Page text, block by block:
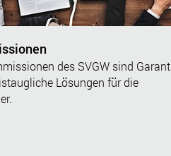
des SVGW sind Garant
Lösungen für die